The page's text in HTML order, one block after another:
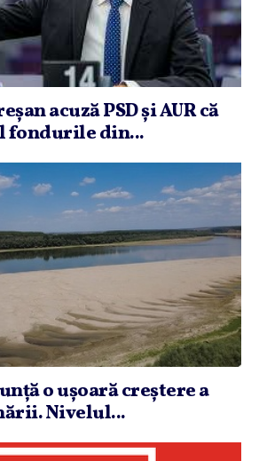
acuză PSD şi AUR că
fondurile din...
o uşoară creştere a
Nivelul...